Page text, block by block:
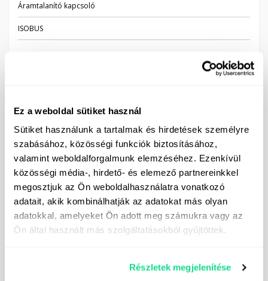
Ez a weboldal sütiket használ
Sütiket használunk a tartalmak és hirdetések személyre
szabásához, közösségi funkciók biztosításához,
valamint weboldalforgalmunk elemzéséhez. Ezenkívül
közösségi média-, hirdető- és elemező partnereinkkel
megosztjuk az Ön weboldalhasználatra vonatkozó
adatait, akik kombinálhatják az adatokat más olyan
adatokkal, amelyeket Ön adott meg számukra vagy az
Ön által használt más szolgáltatásokból gyűjtöttek.
Részletek megjelenítése
Áramtalanító kapcsoló
ISOBUS
Forgatható első sárvédők
Hátsó sárvédőtoldat
Magyar nyelvű kezelési útmutató és garancia füzet
Online alkatrész katalógus német/angol nyelven (ingyenes)
Egyéb
5 év friss műszaki vizsgával, fekete rendszámmal, névre írva
kezelését és minden felmerülő kérdést megválaszolunk.